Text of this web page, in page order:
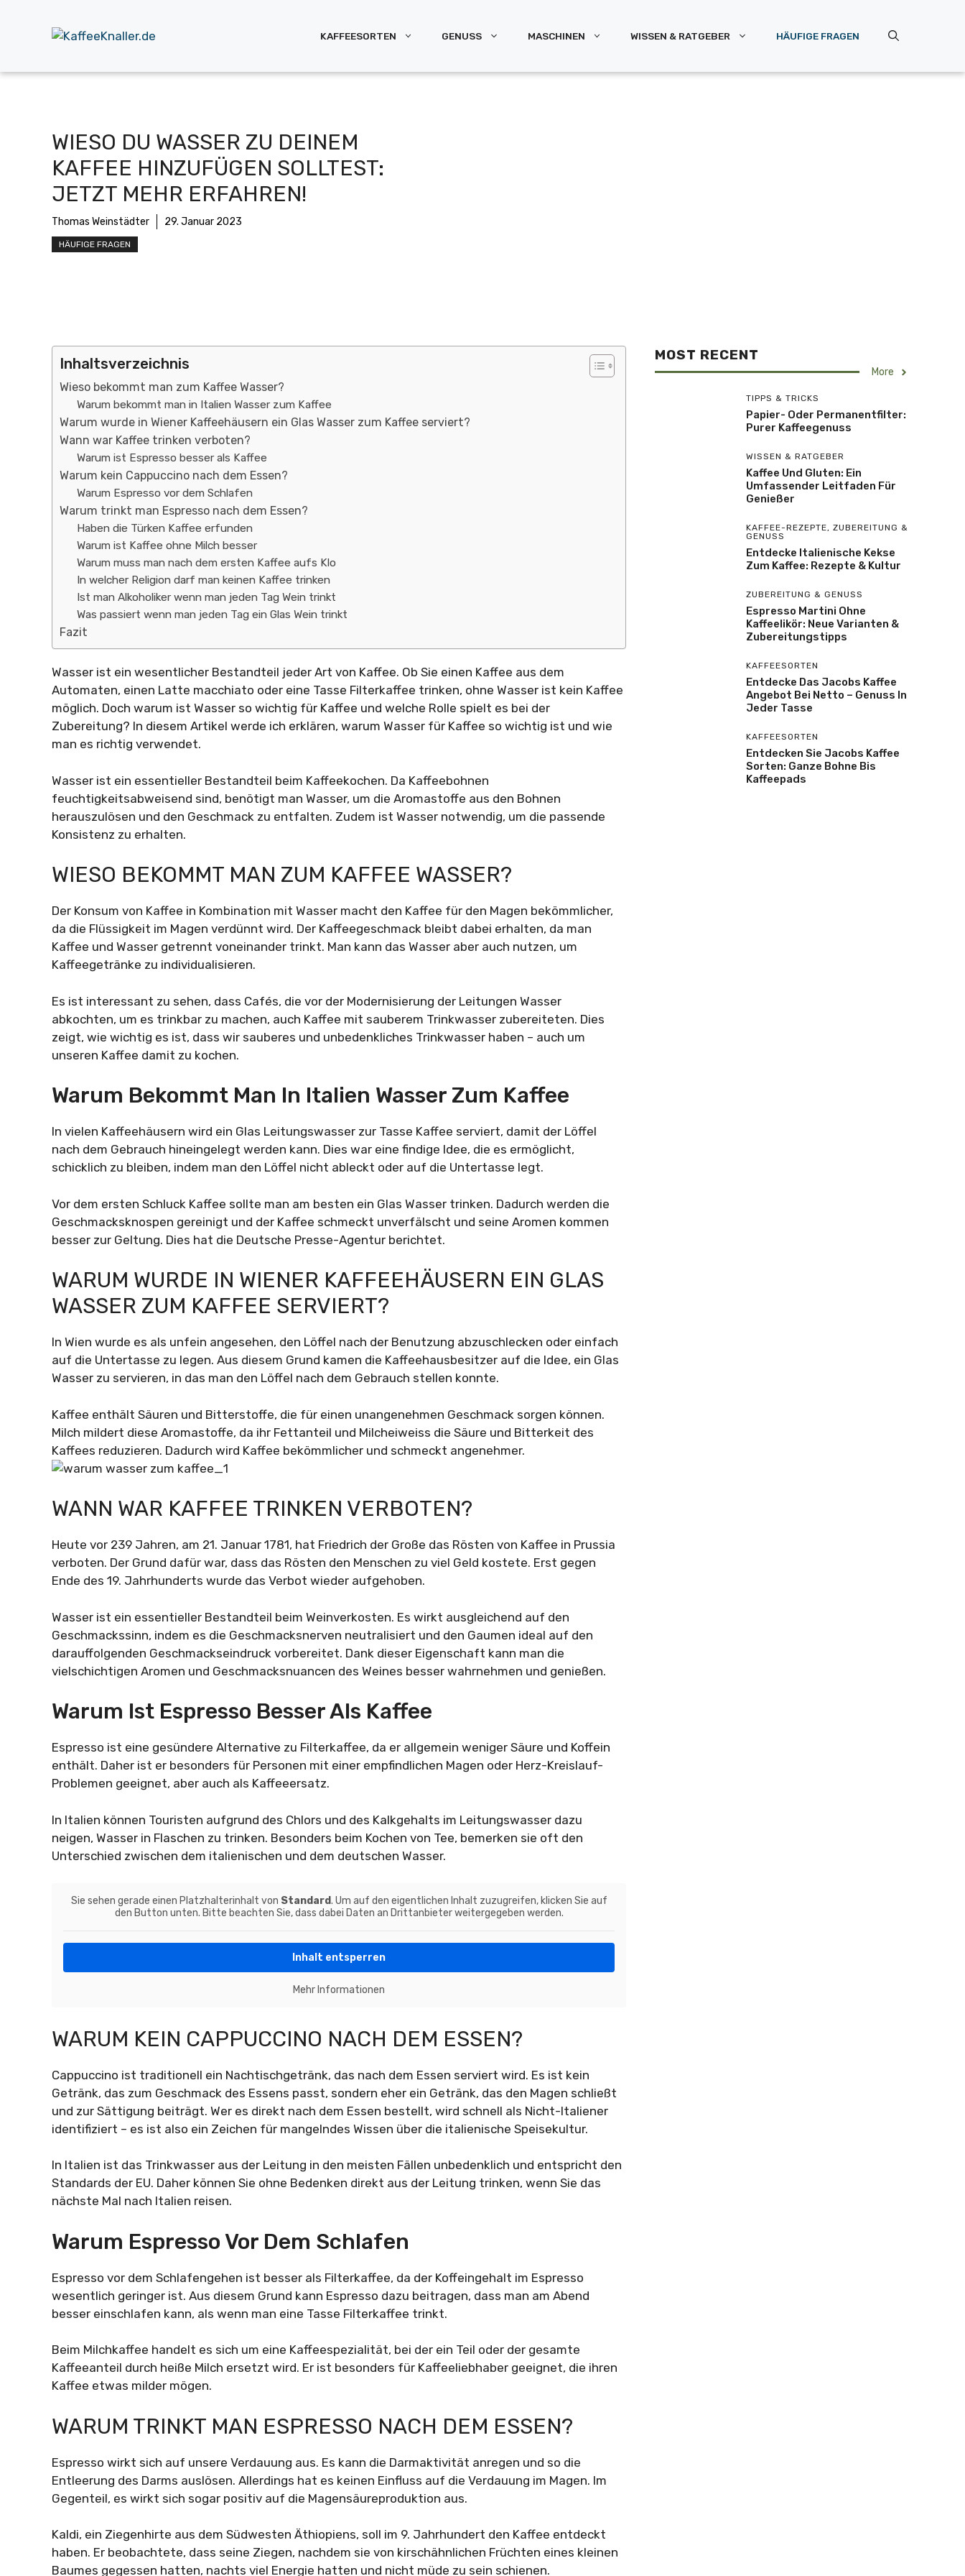
KAFFEESORTEN GENUSS MASCHINEN WISSEN & RATGEBER HÄUFIGE FRAGEN
WIESO DU WASSER ZU DEINEM
KAFFEE HINZUFÜGEN SOLLTEST:
JETZT MEHR ERFAHREN!
Thomas Weinstädter 29. Januar 2023
HÄUFIGE FRAGEN
Inhaltsverzeichnis
Wieso bekommt man zum Kaffee Wasser?
Warum bekommt man in Italien Wasser zum Kaffee
Warum wurde in Wiener Kaffeehäusern ein Glas Wasser zum Kaffee serviert?
Wann war Kaffee trinken verboten?
Warum ist Espresso besser als Kaffee
Warum kein Cappuccino nach dem Essen?
Warum Espresso vor dem Schlafen
Warum trinkt man Espresso nach dem Essen?
Haben die Türken Kaffee erfunden
Warum ist Kaffee ohne Milch besser
Warum muss man nach dem ersten Kaffee aufs Klo
In welcher Religion darf man keinen Kaffee trinken
Ist man Alkoholiker wenn man jeden Tag Wein trinkt
Was passiert wenn man jeden Tag ein Glas Wein trinkt
Fazit
Wasser ist ein wesentlicher Bestandteil jeder Art von Kaffee. Ob Sie einen Kaffee aus dem
Automaten, einen Latte macchiato oder eine Tasse Filterkaffee trinken, ohne Wasser ist kein Kaffee
möglich. Doch warum ist Wasser so wichtig für Kaffee und welche Rolle spielt es bei der
Zubereitung? In diesem Artikel werde ich erklären, warum Wasser für Kaffee so wichtig ist und wie
man es richtig verwendet.
Wasser ist ein essentieller Bestandteil beim Kaffeekochen. Da Kaffeebohnen
feuchtigkeitsabweisend sind, benötigt man Wasser, um die Aromastoffe aus den Bohnen
herauszulösen und den Geschmack zu entfalten. Zudem ist Wasser notwendig, um die passende
Konsistenz zu erhalten.
WIESO BEKOMMT MAN ZUM KAFFEE WASSER?
Der Konsum von Kaffee in Kombination mit Wasser macht den Kaffee für den Magen bekömmlicher,
da die Flüssigkeit im Magen verdünnt wird. Der Kaffeegeschmack bleibt dabei erhalten, da man
Kaffee und Wasser getrennt voneinander trinkt. Man kann das Wasser aber auch nutzen, um
Kaffeegetränke zu individualisieren.
Es ist interessant zu sehen, dass Cafés, die vor der Modernisierung der Leitungen Wasser
abkochten, um es trinkbar zu machen, auch Kaffee mit sauberem Trinkwasser zubereiteten. Dies
zeigt, wie wichtig es ist, dass wir sauberes und unbedenkliches Trinkwasser haben – auch um
unseren Kaffee damit zu kochen.
Warum Bekommt Man In Italien Wasser Zum Kaffee
In vielen Kaffeehäusern wird ein Glas Leitungswasser zur Tasse Kaffee serviert, damit der Löffel
nach dem Gebrauch hineingelegt werden kann. Dies war eine findige Idee, die es ermöglicht,
schicklich zu bleiben, indem man den Löffel nicht ableckt oder auf die Untertasse legt.
Vor dem ersten Schluck Kaffee sollte man am besten ein Glas Wasser trinken. Dadurch werden die
Geschmacksknospen gereinigt und der Kaffee schmeckt unverfälscht und seine Aromen kommen
besser zur Geltung. Dies hat die Deutsche Presse-Agentur berichtet.
WARUM WURDE IN WIENER KAFFEEHÄUSERN EIN GLAS
WASSER ZUM KAFFEE SERVIERT?
In Wien wurde es als unfein angesehen, den Löffel nach der Benutzung abzuschlecken oder einfach
auf die Untertasse zu legen. Aus diesem Grund kamen die Kaffeehausbesitzer auf die Idee, ein Glas
Wasser zu servieren, in das man den Löffel nach dem Gebrauch stellen konnte.
Kaffee enthält Säuren und Bitterstoffe, die für einen unangenehmen Geschmack sorgen können.
Milch mildert diese Aromastoffe, da ihr Fettanteil und Milcheiweiss die Säure und Bitterkeit des
Kaffees reduzieren. Dadurch wird Kaffee bekömmlicher und schmeckt angenehmer.
WANN WAR KAFFEE TRINKEN VERBOTEN?
Heute vor 239 Jahren, am 21. Januar 1781, hat Friedrich der Große das Rösten von Kaffee in Prussia
verboten. Der Grund dafür war, dass das Rösten den Menschen zu viel Geld kostete. Erst gegen
Ende des 19. Jahrhunderts wurde das Verbot wieder aufgehoben.
Wasser ist ein essentieller Bestandteil beim Weinverkosten. Es wirkt ausgleichend auf den
Geschmackssinn, indem es die Geschmacksnerven neutralisiert und den Gaumen ideal auf den
darauffolgenden Geschmackseindruck vorbereitet. Dank dieser Eigenschaft kann man die
vielschichtigen Aromen und Geschmacksnuancen des Weines besser wahrnehmen und genießen.
Warum Ist Espresso Besser Als Kaffee
Espresso ist eine gesündere Alternative zu Filterkaffee, da er allgemein weniger Säure und Koffein
enthält. Daher ist er besonders für Personen mit einer empfindlichen Magen oder Herz-Kreislauf-
Problemen geeignet, aber auch als Kaffeeersatz.
In Italien können Touristen aufgrund des Chlors und des Kalkgehalts im Leitungswasser dazu
neigen, Wasser in Flaschen zu trinken. Besonders beim Kochen von Tee, bemerken sie oft den
Unterschied zwischen dem italienischen und dem deutschen Wasser.
Sie sehen gerade einen Platzhalterinhalt von Standard. Um auf den eigentlichen Inhalt zuzugreifen, klicken Sie auf
den Button unten. Bitte beachten Sie, dass dabei Daten an Drittanbieter weitergegeben werden.
Inhalt entsperren
Mehr Informationen
WARUM KEIN CAPPUCCINO NACH DEM ESSEN?
Cappuccino ist traditionell ein Nachtischgetränk, das nach dem Essen serviert wird. Es ist kein
Getränk, das zum Geschmack des Essens passt, sondern eher ein Getränk, das den Magen schließt
und zur Sättigung beiträgt. Wer es direkt nach dem Essen bestellt, wird schnell als Nicht-Italiener
identifiziert – es ist also ein Zeichen für mangelndes Wissen über die italienische Speisekultur.
In Italien ist das Trinkwasser aus der Leitung in den meisten Fällen unbedenklich und entspricht den
Standards der EU. Daher können Sie ohne Bedenken direkt aus der Leitung trinken, wenn Sie das
nächste Mal nach Italien reisen.
Warum Espresso Vor Dem Schlafen
Espresso vor dem Schlafengehen ist besser als Filterkaffee, da der Koffeingehalt im Espresso
wesentlich geringer ist. Aus diesem Grund kann Espresso dazu beitragen, dass man am Abend
besser einschlafen kann, als wenn man eine Tasse Filterkaffee trinkt.
Beim Milchkaffee handelt es sich um eine Kaffeespezialität, bei der ein Teil oder der gesamte
Kaffeeanteil durch heiße Milch ersetzt wird. Er ist besonders für Kaffeeliebhaber geeignet, die ihren
Kaffee etwas milder mögen.
WARUM TRINKT MAN ESPRESSO NACH DEM ESSEN?
Espresso wirkt sich auf unsere Verdauung aus. Es kann die Darmaktivität anregen und so die
Entleerung des Darms auslösen. Allerdings hat es keinen Einfluss auf die Verdauung im Magen. Im
Gegenteil, es wirkt sich sogar positiv auf die Magensäureproduktion aus.
Kaldi, ein Ziegenhirte aus dem Südwesten Äthiopiens, soll im 9. Jahrhundert den Kaffee entdeckt
haben. Er beobachtete, dass seine Ziegen, nachdem sie von kirschähnlichen Früchten eines kleinen
Baumes gegessen hatten, nachts viel Energie hatten und nicht müde zu sein schienen.
MOST RECENT
More
TIPPS & TRICKS
Papier- Oder Permanentfilter:
Purer Kaffeegenuss
WISSEN & RATGEBER
Kaffee Und Gluten: Ein
Umfassender Leitfaden Für
Genießer
KAFFEE-REZEPTE, ZUBEREITUNG &
GENUSS
Entdecke Italienische Kekse
Zum Kaffee: Rezepte & Kultur
ZUBEREITUNG & GENUSS
Espresso Martini Ohne
Kaffeelikör: Neue Varianten &
Zubereitungstipps
KAFFEESORTEN
Entdecke Das Jacobs Kaffee
Angebot Bei Netto – Genuss In
Jeder Tasse
KAFFEESORTEN
Entdecken Sie Jacobs Kaffee
Sorten: Ganze Bohne Bis
Kaffeepads